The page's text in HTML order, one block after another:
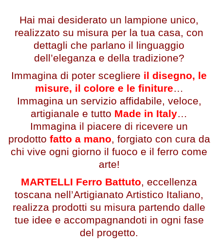
Hai mai desiderato un lampione unico,
realizzato su misura per la tua casa, con
dettagli che parlano il linguaggio
dell’eleganza e della tradizione?
Immagina di poter scegliere il disegno, le
misure, il colore e le finiture…
Immagina un servizio affidabile, veloce,
artigianale e tutto Made in Italy…
Immagina il piacere di ricevere un
prodotto fatto a mano, forgiato con cura da
chi vive ogni giorno il fuoco e il ferro come
arte!
MARTELLI Ferro Battuto, eccellenza
toscana nell’Artigianato Artistico Italiano,
realizza prodotti su misura partendo dalle
tue idee e accompagnandoti in ogni fase
del progetto.